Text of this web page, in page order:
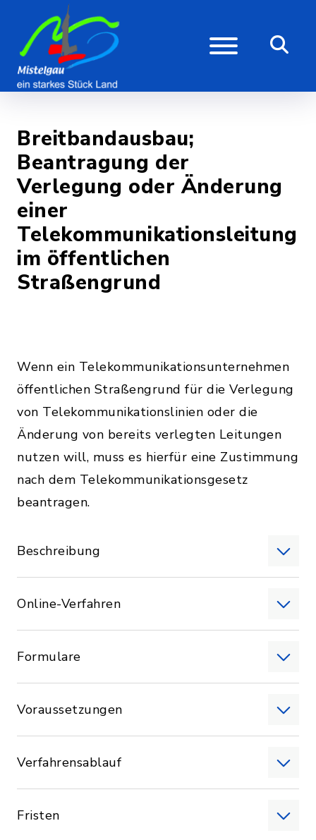
Breitbandausbau;
Beantragung der
Verlegung oder Änderung
einer
Telekommunikationsleitung
im öffentlichen
Straßengrund
Wenn ein Telekommunikationsunternehmen
öffentlichen Straßengrund für die Verlegung
von Telekommunikationslinien oder die
Änderung von bereits verlegten Leitungen
nutzen will, muss es hierfür eine Zustimmung
nach dem Telekommunikationsgesetz
beantragen.
Beschreibung
Online-Verfahren
Formulare
Voraussetzungen
Verfahrensablauf
Fristen